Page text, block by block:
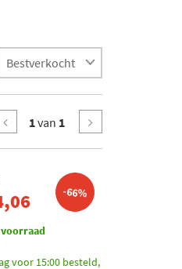
1van 1
-66%
voor 15:00 besteld,